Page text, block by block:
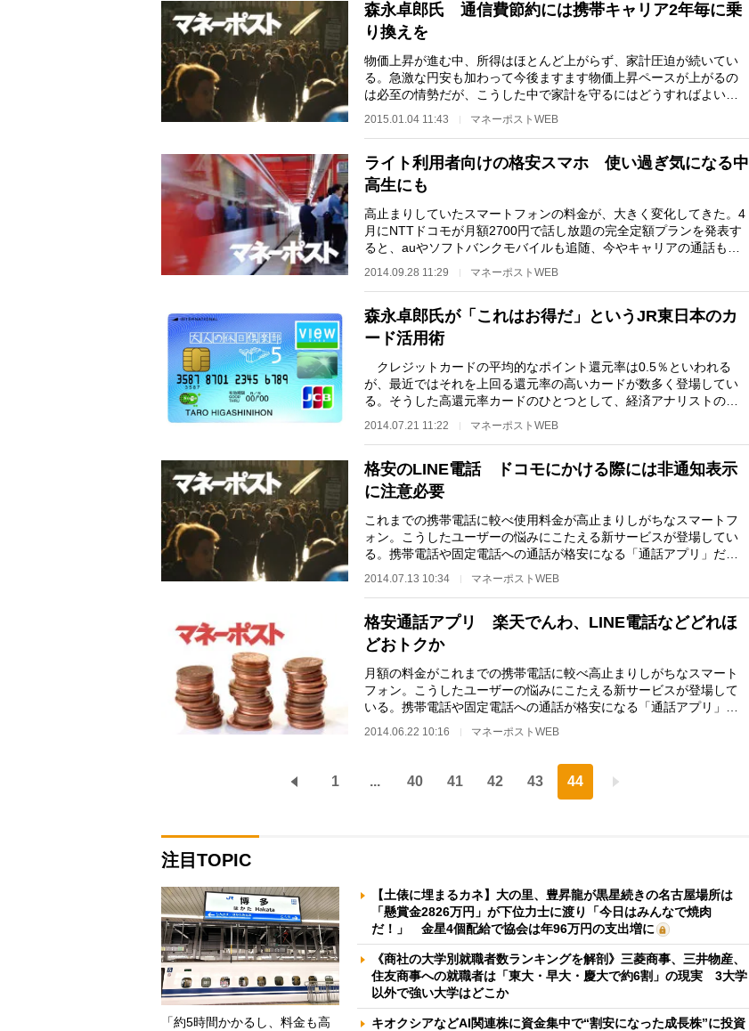
森永卓郎氏 通信費節約には携帯キャリア2年毎に乗
り換えを
物価上昇が進む中、所得はほとんど上がらず、家計圧迫が続いてい
る。急激な円安も加わって今後ますます物価上昇ペースが上がるの
は必至の情勢だが、こうした中で家計を守るにはどうすればよいの
2015.01.04 11:43 マネーポストWEB
ライト利用者向けの格安スマホ 使い過ぎ気になる中
高生にも
高止まりしていたスマートフォンの料金が、大きく変化してきた。4
月にNTTドコモが月額2700円で話し放題の完全定額プランを発表す
ると、auやソフトバンクモバイルも追随、今やキャリアの通話も
2014.09.28 11:29 マネーポストWEB
森永卓郎氏が「これはお得だ」というJR東日本のカ
ード活用術
クレジットカードの平均的なポイント還元率は0.5％といわれる
が、最近ではそれを上回る還元率の高いカードが数多く登場してい
る。そうした高還元率カードのひとつとして、経済アナリストの森
2014.07.21 11:22 マネーポストWEB
格安のLINE電話 ドコモにかける際には非通知表示
に注意必要
これまでの携帯電話に較べ使用料金が高止まりしがちなスマートフ
ォン。こうしたユーザーの悩みにこたえる新サービスが登場してい
る。携帯電話や固定電話への通話が格安になる「通話アプリ」だ。
2014.07.13 10:34 マネーポストWEB
格安通話アプリ 楽天でんわ、LINE電話などどれほ
どおトクか
月額の料金がこれまでの携帯電話に較べ高止まりしがちなスマート
フォン。こうしたユーザーの悩みにこたえる新サービスが登場して
いる。携帯電話や固定電話への通話が格安になる「通話アプリ」
2014.06.22 10:16 マネーポストWEB
1 ... 40 41 42 43 44
注目TOPIC
「約5時間かかるし、料金も高
【土俵に埋まるカネ】大の里、豊昇龍が黒星続きの名古屋場所は
「懸賞金2826万円」が下位力士に渡り「今日はみんなで焼肉
だ！」 金星4個配給で協会は年96万円の支出増に
《商社の大学別就職者数ランキングを解剖》三菱商事、三井物産、
住友商事への就職者は「東大・早大・慶大で約6割」の現実 3大学
以外で強い大学はどこか
キオクシアなどAI関連株に資金集中で“割安になった成長株”に投資